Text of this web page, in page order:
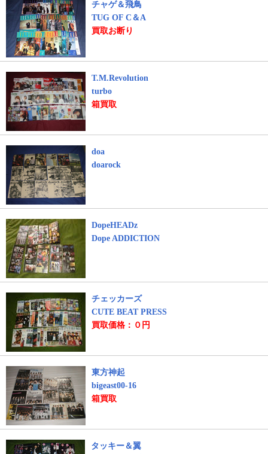
チャゲ＆飛鳥
TUG OF C＆A
買取お断り
T.M.Revolution
turbo
箱買取
doa
doarock
DopeHEADz
Dope ADDICTION
チェッカーズ
CUTE BEAT PRESS
買取価格：０円
東方神起
bigeast00-16
箱買取
タッキー＆翼